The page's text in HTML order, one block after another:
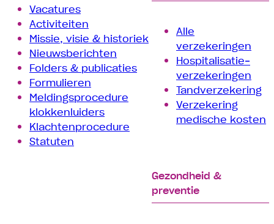
Vacatures
Activiteiten
Missie, visie & historiek
Nieuwsberichten
Folders & publicaties
Formulieren
Meldingsprocedure
klokkenluiders
Klachtenprocedure
Statuten
Alle
verzekeringen
Hospitalisatie­
verzekeringen
Tand­verzekering
Verzekering
medische kosten
Gezondheid &
preventie